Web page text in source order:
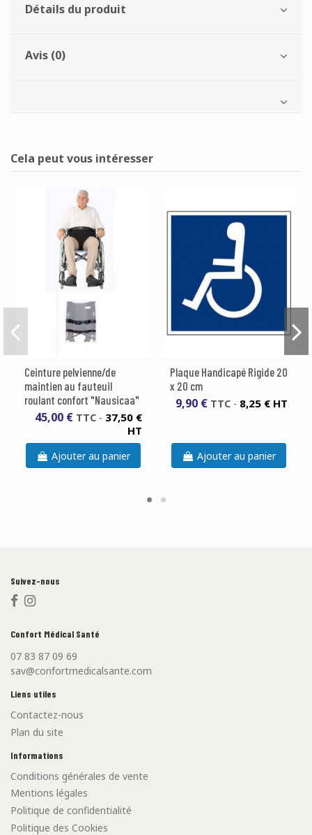
Détails du produit
Avis (0)
Cela peut vous intéresser
Ceinture pelvienne/de
maintien au fauteuil
roulant confort "Nausicaa"
45,00 € TTC - 37,50 €
HT
Ajouter au panier
Plaque Handicapé Rigide 20
x 20 cm
9,90 € TTC - 8,25 € HT
Ajouter au panier
Informations
Conditions générales de vente
Mentions légales
Politique de confidentialité
Politique des Cookies
Liens utiles
Contactez-nous
Plan du site
Confort Médical Santé
07 83 87 09 69
sav@confortmedicalsante.com
Suivez-nous